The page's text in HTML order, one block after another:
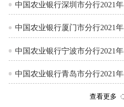
中国农业银行深圳市分行2021
中国农业银行厦门市分行2021
中国农业银行宁波市分行2021
中国农业银行青岛市分行2021
查看更多